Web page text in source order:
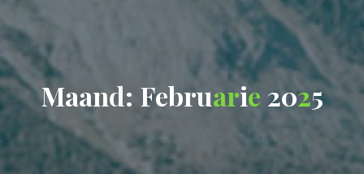
Maand: Februarie 2025